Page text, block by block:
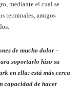
mediante el cual se
terminales, amigos
de mucho dolor –
soportarlo hizo su
en ella: está más cerca
capacidad de hacer